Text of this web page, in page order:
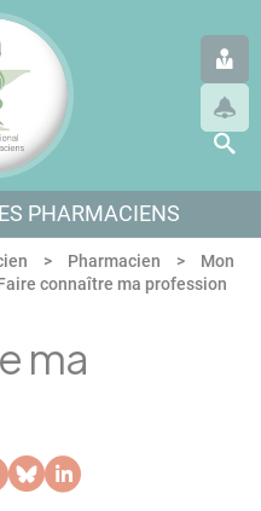
PHARMACIENS
Pharmacien
Mon
connaître ma profession
ma
par e-mail
sur
Partager sur
Partager sur